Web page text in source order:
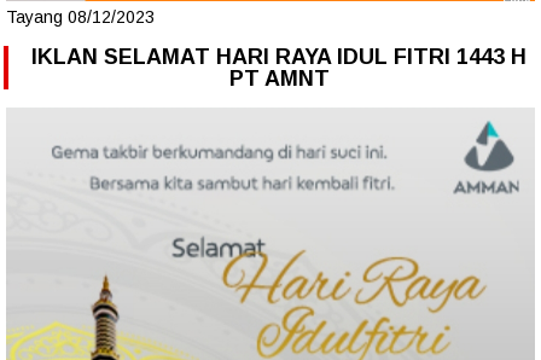
Tayang 08/12/2023
IKLAN SELAMAT HARI RAYA IDUL FITRI 1443 H
PT AMNT